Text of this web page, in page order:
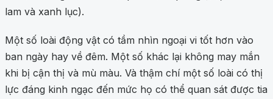
lam và xanh lục).
Một số loài động vật có tầm nhìn ngoại vi tốt hơn vào
ban ngày hay về đêm. Một số khác lại không may mắn
khi bị cận thị và mù màu. Và thậm chí một số loài có thị
lực đáng kinh ngạc đến mức họ có thể quan sát được tia